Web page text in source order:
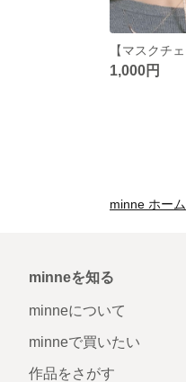
1,000円
minne ホーム
minneを知る
minneについて
minneで買いたい
作品をさがす